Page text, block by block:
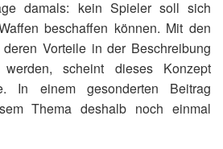
damals: kein Spieler soll sich
beschaffen können. Mit den
Vorteile in der Beschreibung
scheint dieses Konzept
In einem gesonderten Beitrag
Thema deshalb noch einmal